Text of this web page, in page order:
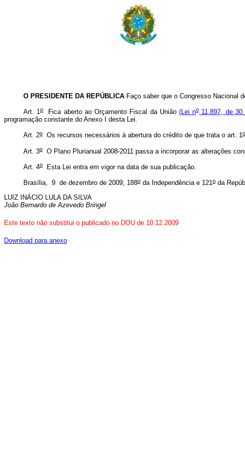
O PRESIDENTE DA REPÚBLICA Faço saber que o Congresso Nacional
Art. 1o Fica aberto ao Orçamento Fiscal da União (Lei no11.897, de 30
programação constante do Anexo I desta Lei.
Art. 2oOs recursos necessários à abertura do crédito de que trata o art. 1o
Art. 3oO Plano Plurianual 2008-2011 passa a incorporar as alterações
Art. 4oEsta Lei entra em vigor na data de sua publicação.
Brasília, 9 de dezembro de 2009; 188oda Independência e 121oda
LUIZ INÁCIO LULA DA SILVA
João Bernardo de Azevedo Bringel
Este texto não substitui o publicado no DOU de 10.12.2009
Download para anexo